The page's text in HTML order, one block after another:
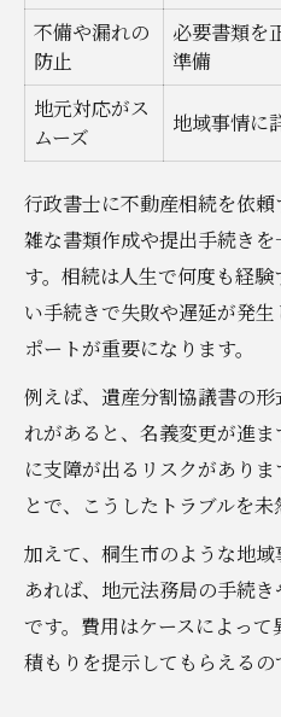
名義変更でよくあ
相続放棄の期限や注意
相続放棄の流れと
三ヶ月ルールを守
よくある相続放棄
桐生市で相続放棄
イス
相続放棄後の不動
不備や漏れの
防止
必要書類を
準備
地元対応がス
ムーズ
地域事情に
行政書士に不動産相続を依
雑な書類作成や提出手続き
す。相続は人生で何度も経
い手続きで失敗や遅延が発
ポートが重要になります。
例えば、遺産分割協議書の
れがあると、名義変更が進
に支障が出るリスクがあり
とで、こうしたトラブルを未
加えて、桐生市のような地
あれば、地元法務局の手続
です。費用はケースによっ
積もりを提示してもらえるの